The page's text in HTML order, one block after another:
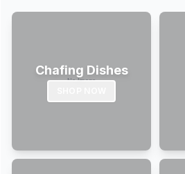
Chafing Dishes